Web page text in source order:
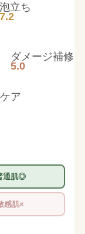
泡立ち
7.2
ダメージ補修
5.0
ア
通肌◎
感肌×